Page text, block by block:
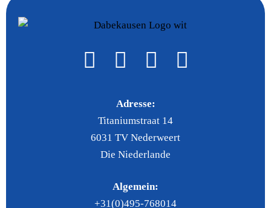
Adresse:
Titaniumstraat 14
6031 TV Nederweert
Die Niederlande
Algemein:
+31(0)495-768014